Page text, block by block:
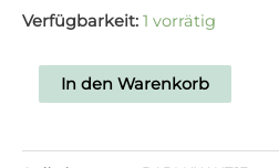
Verfügbarkeit: 1 vorrätig
In den Warenkorb